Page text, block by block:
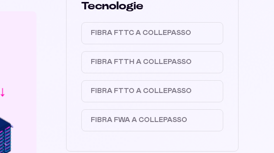
Tecnologie
FIBRA FTTC A COLLEPASSO
FIBRA FTTH A COLLEPASSO
FIBRA FTTO A COLLEPASSO
FIBRA FWA A COLLEPASSO